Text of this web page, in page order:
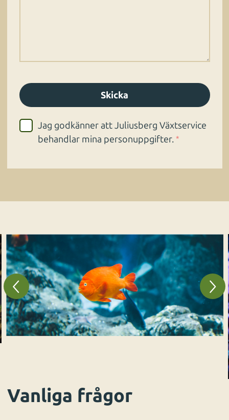
Jag godkänner att Juliusberg Växtservice
behandlar mina personuppgifter. *
Vanliga frågor